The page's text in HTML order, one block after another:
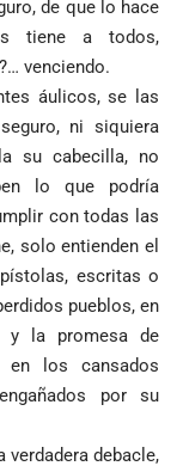
de que lo hace
tiene a todos,
venciendo.
áulicos, se las
ni siquiera
su cabecilla, no
lo que podría
con todas las
solo entienden el
escritas o
pueblos, en
y la promesa de
en los cansados
por su
debacle,
asistir a
de
en
del 1
Gutiérrez
en
de
de
el
2026